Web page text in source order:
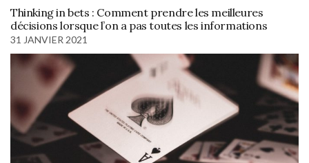
Thinking in bets : Comment prendre les meilleures
décisions lorsque l’on a pas toutes les informations
31 JANVIER 2021